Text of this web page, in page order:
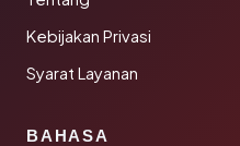
Kebijakan Privasi
Syarat Layanan
BAHASA